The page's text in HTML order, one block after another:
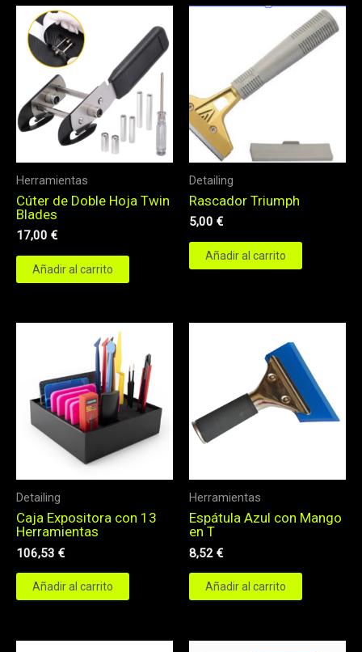
Herramientas
Cúter de Doble Hoja Twin
Blades
17,00 €
Añadir al carrito
Detailing
Rascador Triumph
5,00 €
Añadir al carrito
Detailing
Caja Expositora con 13
Herramientas
106,53 €
Añadir al carrito
Herramientas
Espátula Azul con Mango
en T
8,52 €
Añadir al carrito